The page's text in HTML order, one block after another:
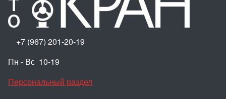
+7 (967) 201-20-19
Пн - Вс 10-19
Персональный раздел